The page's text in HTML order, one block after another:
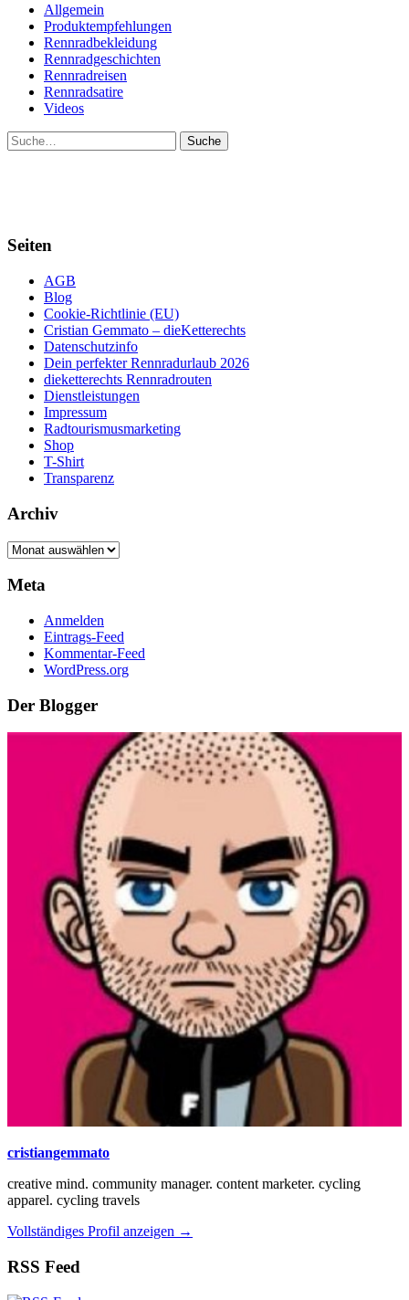
Allgemein
Produktempfehlungen
Rennradbekleidung
Rennradgeschichten
Rennradreisen
Rennradsatire
Videos
Suche
Seiten
AGB
Blog
Cookie-Richtlinie (EU)
Cristian Gemmato – dieKetterechts
Datenschutzinfo
Dein perfekter Rennradurlaub 2026
dieketterechts Rennradrouten
Dienstleistungen
Impressum
Radtourismusmarketing
Shop
T-Shirt
Transparenz
Archiv
Archiv
Meta
Anmelden
Eintrags-Feed
Kommentar-Feed
WordPress.org
Der Blogger
cristiangemmato
creative mind. community manager. content marketer. cycling
apparel. cycling travels
Vollständiges Profil anzeigen →
RSS Feed